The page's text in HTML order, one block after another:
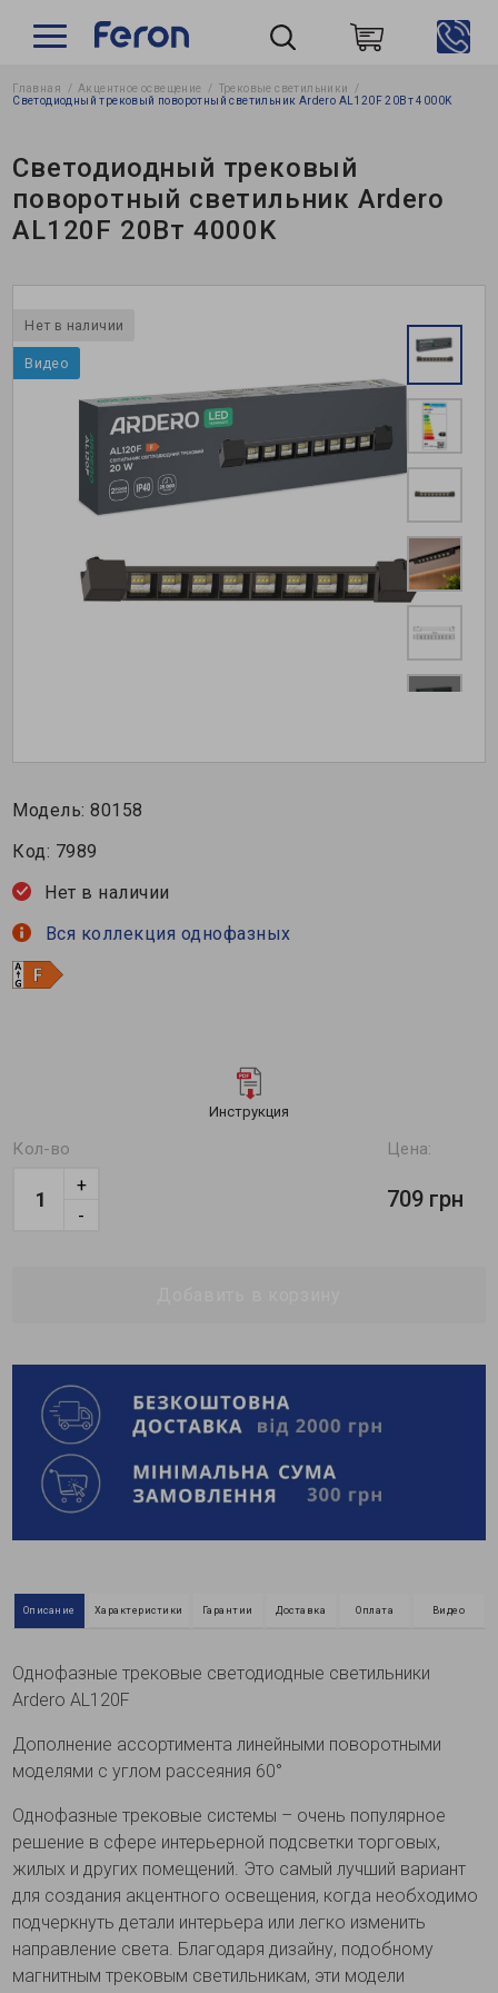
Пошук
Главная Акцентное освещение
Трековые светильники
Светодиодный трековый поворотный светильник Ardero AL120F 20Вт 4000K
Светодиодный трековый
поворотный светильник Ardero
AL120F 20Вт 4000K
Нет в наличии
Видео
Модель:80158
Код: 7989
Нет в наличии
Вся коллекция однофазных
Инструкция
Кол-во
-
+
Цена:
709 грн
Описание Характеристики Гарантии Доставка Оплата Видео
Однофазные трековые светодиодные светильники
Ardero AL120F
Дополнение ассортимента линейными поворотными
моделями с углом рассеяния 60°
Однофазные трековые системы – очень популярное
решение в сфере интерьерной подсветки торговых,
жилых и других помещений. Это самый лучший вариант
для создания акцентного освещения, когда необходимо
подчеркнуть детали интерьера или легко изменить
направление света. Благодаря дизайну, подобному
магнитным трековым светильникам, эти модели